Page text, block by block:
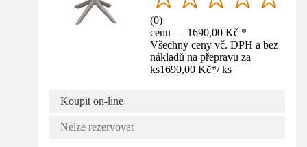
(0)
cenu — 1690,00 Kč *
Všechny ceny vč. DPH a bez
nákladů na přepravu za
ks1690,00 Kč*/ ks
Koupit on-line
Nelze rezervovat